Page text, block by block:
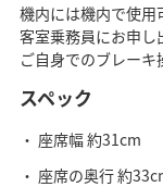
機内には機内で使用
客室乗務員にお申し
ご自身でのブレーキ
スペック
座席幅 約31cm
座席の奥行 約